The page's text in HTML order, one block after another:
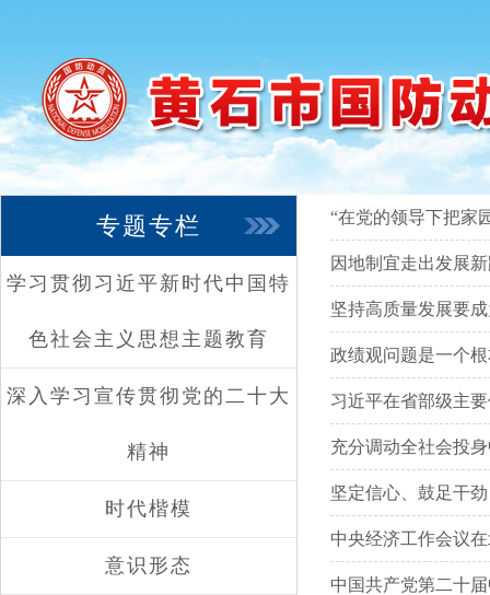
专题专栏
学习贯彻习近平新时代中国特
色社会主义思想主题教育
深入学习宣传贯彻党的二十大
精神
时代楷模
意识形态
“在党的领导下把家
因地制宜走出发展
坚持高质量发展要
政绩观问题是一个
习近平在省部级主
充分调动全社会投
坚定信心、鼓足干
中央经济工作会议
中国共产党第二十